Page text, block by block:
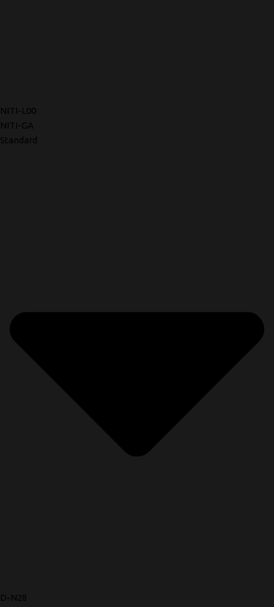
NITI-L00
NITI-GA
Standard
D-N28